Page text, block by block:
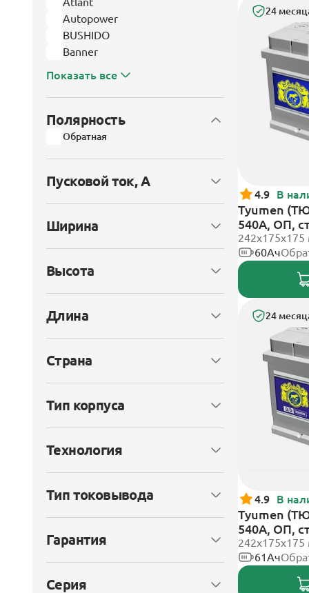
Autopower
BUSHIDO
Banner
Показать все
Полярность
Обратная
Пусковой ток, А
Ширина
Высота
Длина
Страна
Тип корпуса
Технология
Тип токовывода
Гарантия
Серия
24
4.9 В
Tyumen
540А, ОП,
60Ач
24
4.9 В
Tyumen
540А, ОП,
61Ач